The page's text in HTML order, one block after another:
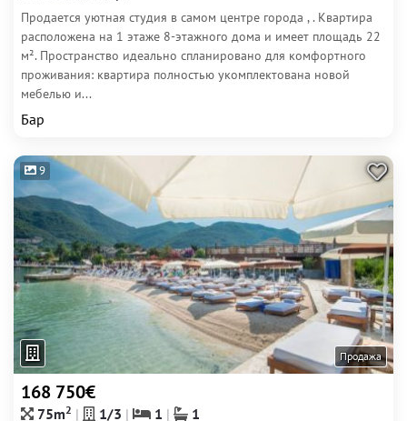
Продается уютная студия в самом центре города , . Квартира
расположена на 1 этаже 8-этажного дома и имеет площадь 22
м². Пространство идеально спланировано для комфортного
проживания: квартира полностью укомплектована новой
мебелью и...
Бар
9
Продажа
168 750€
75m2 1/3 1
1